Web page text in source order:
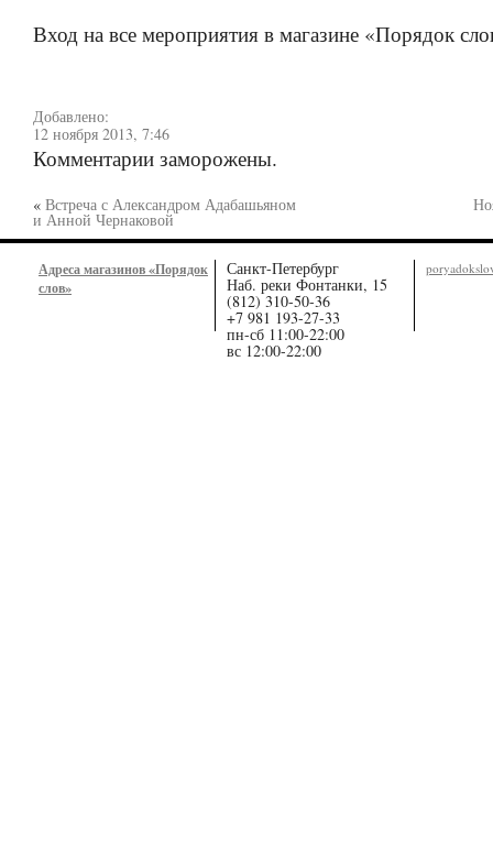
Вход на все мероприятия в магазине «Порядок
Добавлено:
12 ноября 2013, 7:46
Комментарии заморожены.
« Встреча с Александром Адабашьяном
и Анной Чернаковой
Адреса магазинов «Порядок
слов»
Санкт-Петербург
Наб. реки Фонтанки, 15
(812) 310-50-36
+7 981 193-27-33
пн-сб 11:00-22:00
вс 12:00-22:00